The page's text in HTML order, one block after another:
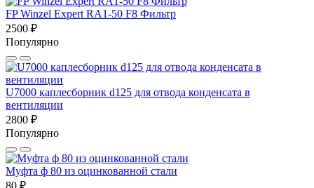
FP Winzel Expert RA1-50 F8 Фильтр
2500 ₽
Популярно
U7000 каплесборник d125 для отвода конденсата в
вентиляции
2800 ₽
Популярно
Муфта ф 80 из оцинкованной стали
80 ₽